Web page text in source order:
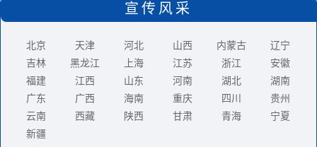
宣传风采
北京 天津 河北 山西 内蒙古
辽宁
吉林
黑龙江 上海 江苏 浙江
安徽
福建
江西 山东 河南 湖北
湖南
广东
广西 海南 重庆 四川
贵州
云南
西藏 陕西 甘肃 青海
宁夏
新疆